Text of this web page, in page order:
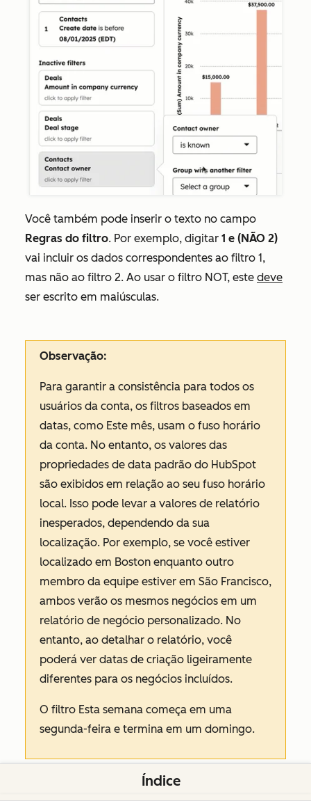
Você também pode inserir o texto no campo
Regras do filtro. Por exemplo, digitar 1 e (NÃO 2)
vai incluir os dados correspondentes ao filtro 1,
mas não ao filtro 2. Ao usar o filtro NOT, este deve
ser escrito em maiúsculas.
Observação:
Para garantir a consistência para todos os
usuários da conta, os filtros baseados em
datas, como Este mês, usam o fuso horário
da conta. No entanto, os valores das
propriedades de data padrão do HubSpot
são exibidos em relação ao seu fuso horário
local. Isso pode levar a valores de relatório
inesperados, dependendo da sua
localização. Por exemplo, se você estiver
localizado em Boston enquanto outro
membro da equipe estiver em São Francisco,
ambos verão os mesmos negócios em um
relatório de negócio personalizado. No
entanto, ao detalhar o relatório, você
poderá ver datas de criação ligeiramente
diferentes para os negócios incluídos.
O filtro Esta semana começa em uma
segunda-feira e termina em um domingo.
Configurar visualização do relatório
Índice